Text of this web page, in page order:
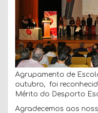
Agrupamento de
outubro, foi
Mérito do Desporto
Agradecemos aos